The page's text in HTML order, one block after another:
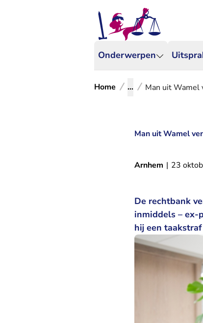
Onderwerpen
Home ... Man uit Wamel
Man uit Wamel
Arnhem | 23
De rechtbank
inmiddels – ex-
hij een